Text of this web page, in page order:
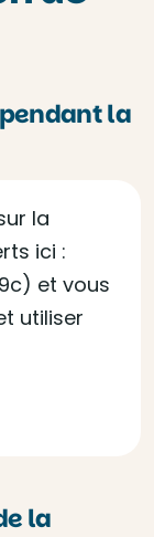
la
la
ici :
et vous
utiliser
la